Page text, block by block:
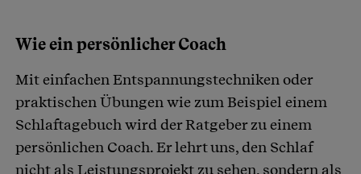
Wie ein persönlicher Coach
Mit einfachen Entspannungstechniken oder
praktischen Übungen wie zum Beispiel einem
Schlaftagebuch wird der Ratgeber zu einem
persönlichen Coach. Er lehrt uns, den Schlaf
nicht als Leistungsprojekt zu sehen, sondern als